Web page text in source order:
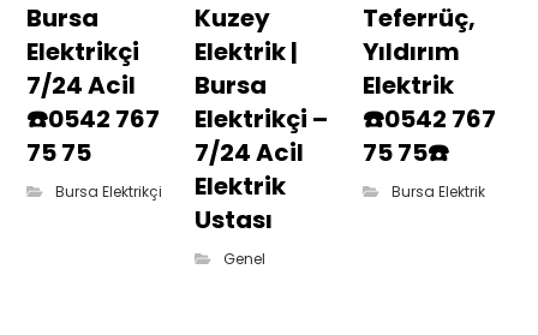
Bursa
Elektrikçi
7/24 Acil
☎️0542 767
75 75
Bursa Elektrikçi
Kuzey
Elektrik |
Bursa
Elektrikçi –
7/24 Acil
Elektrik
Ustası
Genel
Teferrüç,
Yıldırım
Elektrik
☎️0542 767
75 75☎️
Bursa Elektrik